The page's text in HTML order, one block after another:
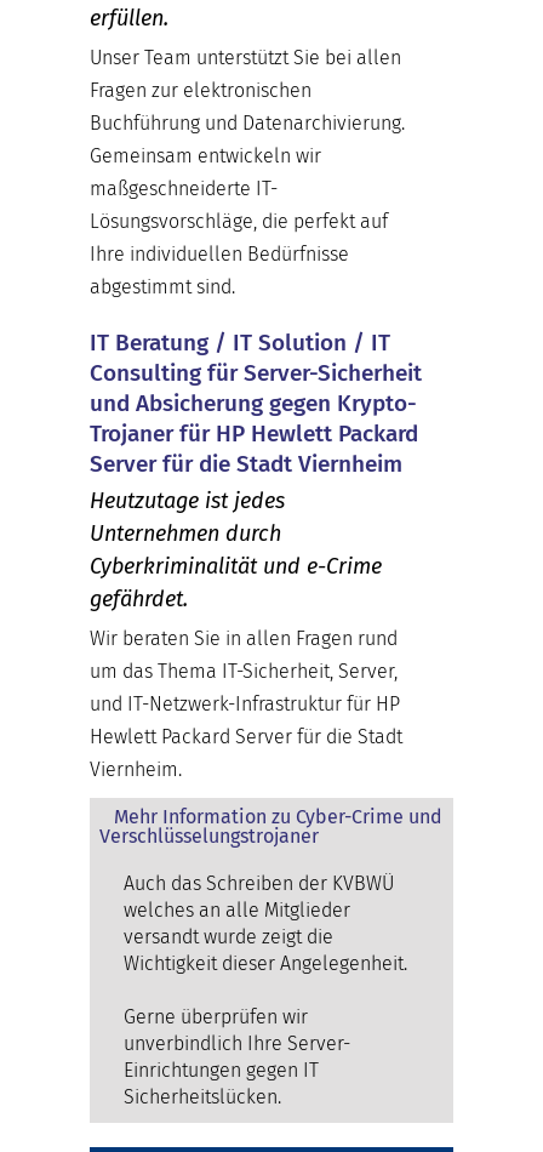
erfüllen.
Unser Team unterstützt Sie bei allen
Fragen zur elektronischen
Buchführung und Datenarchivierung.
Gemeinsam entwickeln wir
maßgeschneiderte IT-
Lösungsvorschläge, die perfekt auf
Ihre individuellen Bedürfnisse
abgestimmt sind.
IT Beratung / IT Solution / IT
Consulting für Server-Sicherheit
und Absicherung gegen Krypto-
Trojaner für HP Hewlett Packard
Server für die Stadt Viernheim
Heutzutage ist jedes
Unternehmen durch
Cyberkriminalität und e-Crime
gefährdet.
Wir beraten Sie in allen Fragen rund
um das Thema IT-Sicherheit, Server,
und IT-Netzwerk-Infrastruktur für HP
Hewlett Packard Server für die Stadt
Viernheim.
Mehr Information zu Cyber-Crime und
Verschlüsselungstrojaner
Auch das Schreiben der KVBWÜ
welches an alle Mitglieder
versandt wurde zeigt die
Wichtigkeit dieser Angelegenheit.
Gerne überprüfen wir
unverbindlich Ihre Server-
Einrichtungen gegen IT
Sicherheitslücken.